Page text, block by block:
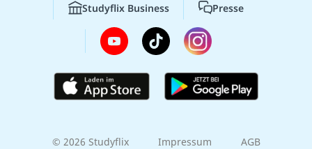
Studyflix Business Presse
© 2026 Studyflix Impressum AGB